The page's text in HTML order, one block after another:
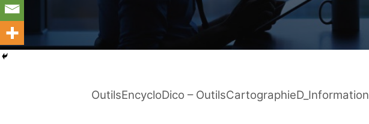
OutilsEncycloDico – OutilsCartographieD_Information